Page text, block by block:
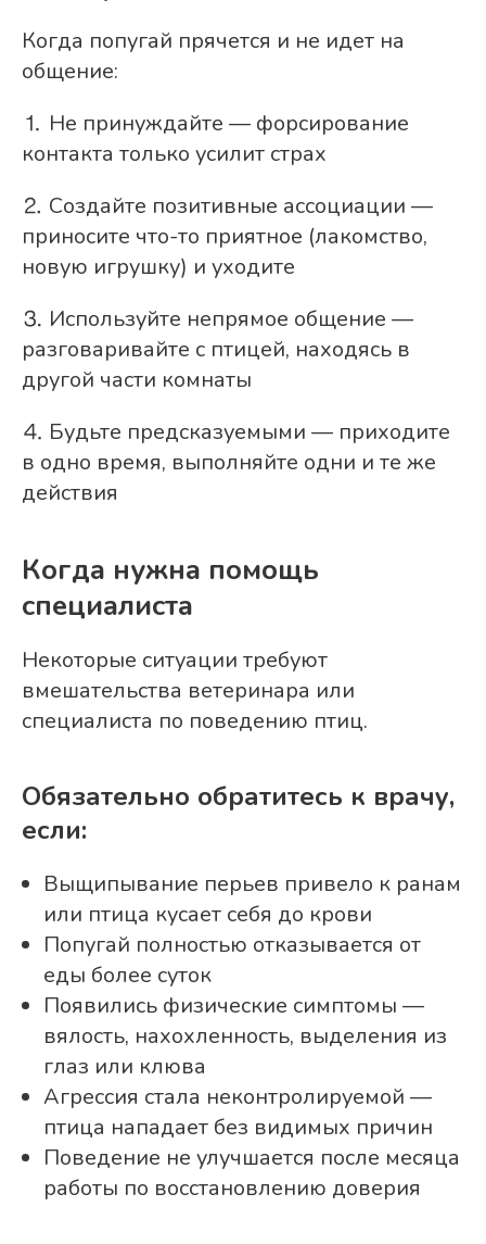
Когда попугай прячется и не идет на
общение:
⒈ Не принуждайте — форсирование
контакта только усилит страх
⒉ Создайте позитивные ассоциации —
приносите что-то приятное (лакомство,
новую игрушку) и уходите
⒊ Используйте непрямое общение —
разговаривайте с птицей, находясь в
другой части комнаты
⒋ Будьте предсказуемыми — приходите
в одно время, выполняйте одни и те же
действия
Когда нужна помощь
специалиста
Некоторые ситуации требуют
вмешательства ветеринара или
специалиста по поведению птиц.
Обязательно обратитесь к врачу,
если:
Выщипывание перьев привело к ранам
или птица кусает себя до крови
Попугай полностью отказывается от
еды более суток
Появились физические симптомы —
вялость, нахохленность, выделения из
глаз или клюва
Агрессия стала неконтролируемой —
птица нападает без видимых причин
Поведение не улучшается после месяца
работы по восстановлению доверия